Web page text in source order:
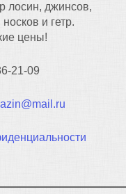
лосин, джинсов,
и гетр.
цены!
21-09